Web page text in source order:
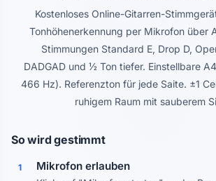
Kostenloses Online-Gitarren-
Tonhöhenerkennung per Mikrofon über
Stimmungen Standard E, Drop D,
DADGAD und ½ Ton tiefer. Einstellbare
466 Hz). Referenzton für jede Saite. ±1
ruhigem Raum mit sauberem
So wird gestimmt
1 Mikrofon erlauben